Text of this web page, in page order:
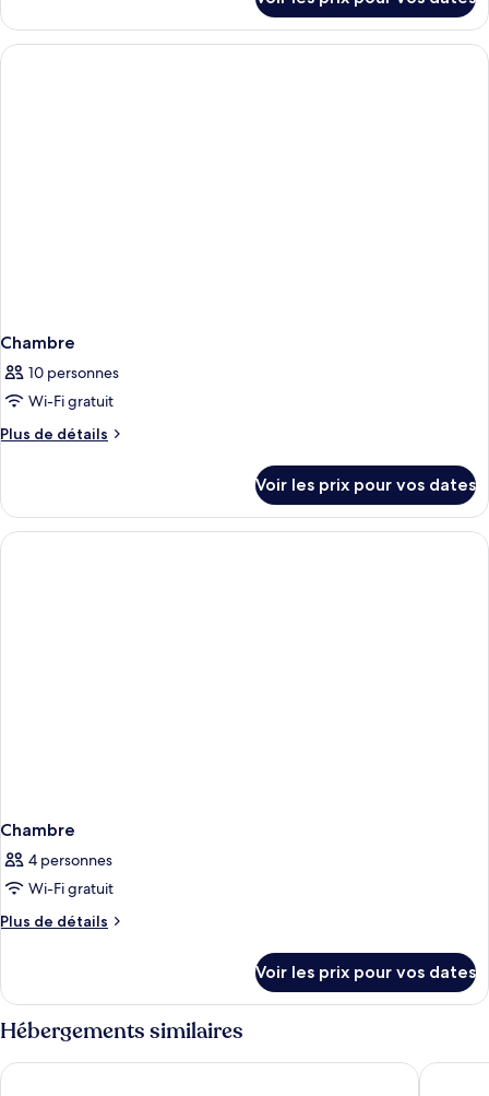
le
type
de
Chambre
10 personnes
Wi-Fi gratuit
Plus de détails
Plus
le
type
de
Voir les prix pour vos dates
Chambre
4 personnes
Wi-Fi gratuit
Plus de détails
Plus
le
type
de
Chambre
Voir les prix pour vos dates
Hébergements similaires
Pan Pacific Singapore Pullman